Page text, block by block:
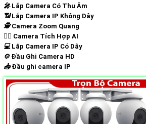
️🎤️ Lắp Camera Có Thu Âm
📶Lắp Camera IP Không Dây
🕵️Camera Zoom Quang
🧛‍♀️ Camera Tích Hợp AI
💻Lắp Camera IP Có Dây
⚙️Đầu Ghi Camera HD
📥Đầu ghi camera IP